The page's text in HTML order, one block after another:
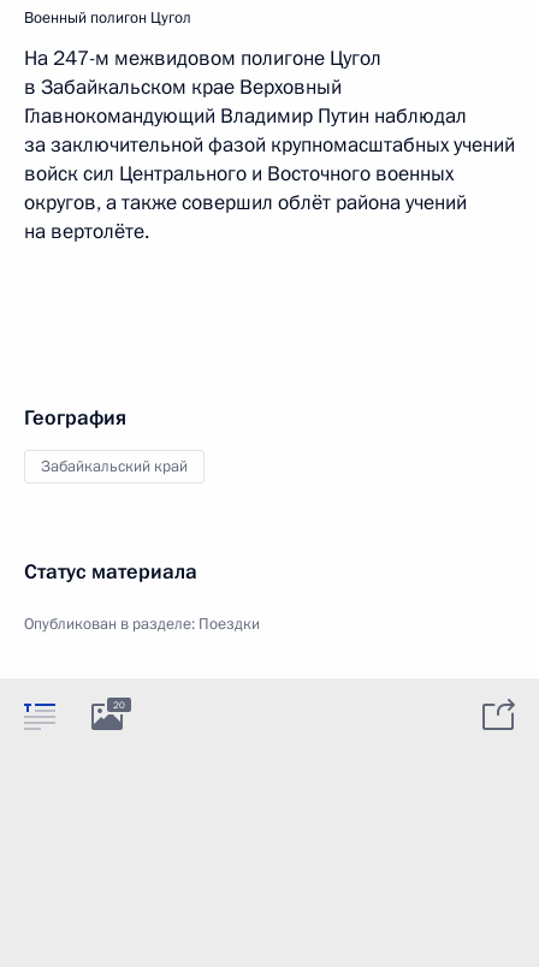
Военный полигон Цугол
На 247-м межвидовом полигоне Цугол
в Забайкальском крае Верховный
Главнокомандующий Владимир Путин наблюдал
за заключительной фазой крупномасштабных учений
войск сил Центрального и Восточного военных
округов, а также совершил облёт района учений
на вертолёте.
География
Забайкальский край
Статус материала
Опубликован в разделе: Поездки
20